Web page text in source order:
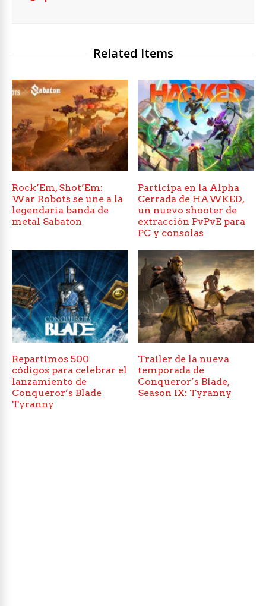
Related Items
Rock’Em, Shot’Em:
War Robots se une a la
legendaria banda de
metal Sabaton
Participa en la Alpha
Cerrada de HAWKED,
un nuevo shooter de
extracción PvPvE para
PC y consolas
Repartimos 500
códigos para celebrar el
lanzamiento de
Conqueror’s Blade
Tyranny
Trailer de la nueva
temporada de
Conqueror’s Blade,
Season IX: Tyranny